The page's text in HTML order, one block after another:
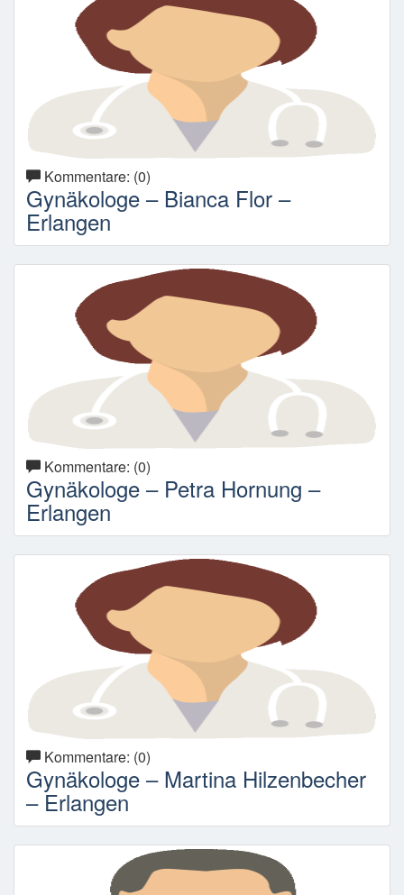
Kommentare: (0)
Gynäkologe – Bianca Flor –
Erlangen
Kommentare: (0)
Gynäkologe – Petra Hornung –
Erlangen
Kommentare: (0)
Gynäkologe – Martina Hilzenbecher
– Erlangen